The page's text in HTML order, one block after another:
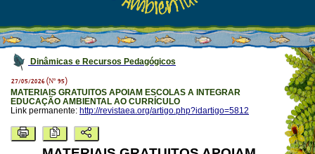
Dinâmicas e Recursos Pedagógicos
27/05/2026 (Nº 95)
MATERIAIS GRATUITOS APOIAM ESCOLAS A INTEGRAR
EDUCAÇÃO AMBIENTAL AO CURRÍCULO
Link permanente: http://revistaea.org/artigo.php?idartigo=5812